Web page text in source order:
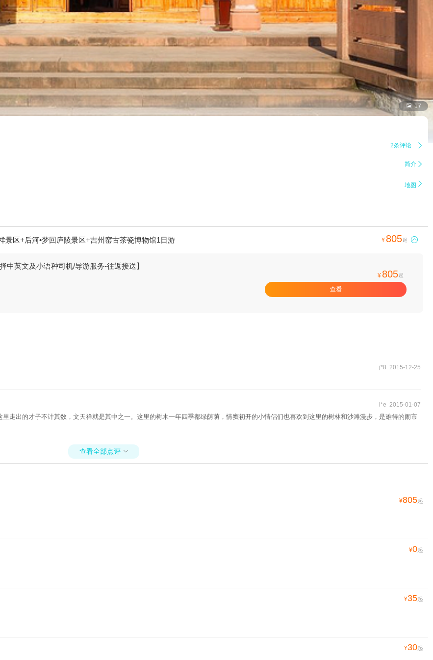
 17
2条评论 
简介 
地图 
景区+后河•梦回庐陵景区+吉州窑古茶瓷博物馆1日游 ¥ 805起 
英文及小语种司机/导游服务-往返接送】
¥ 805起
查看
j*8 2015-12-25
l*e 2015-01-07
走出的才子不计其数，文天祥就是其中之一。这里的树木一年四季都绿荫荫，情窦初开的小情侣们也喜欢到这里的树林和沙滩漫步，是难得的闹市
查看全部点评 
¥805起
¥0起
¥35起
¥30起